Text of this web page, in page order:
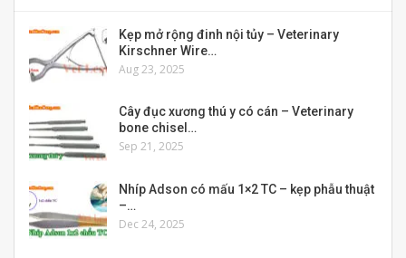
Kẹp mở rộng đinh nội tủy – Veterinary
Kirschner Wire…
Aug 23, 2025
Cây đục xương thú y có cán – Veterinary
bone chisel…
Sep 21, 2025
Nhíp Adson có mấu 1×2 TC – kẹp phẫu thuật
–…
Dec 24, 2025